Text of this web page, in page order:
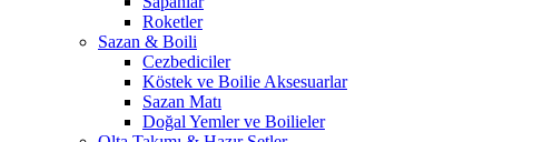
Roketler
Sazan & Boili
Cezbediciler
Köstek ve Boilie Aksesuarlar
Sazan Matı
Doğal Yemler ve Boilieler